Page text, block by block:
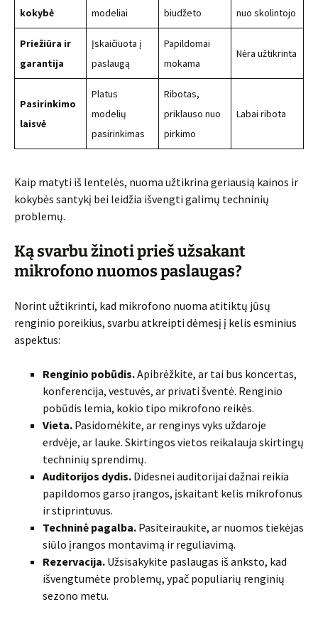
kokybė
modeliai
biudžeto
nuo skolintojo
Priežiūra ir
garantija
Įskaičiuota į
paslaugą
Papildomai
mokama
Nėra užtikrinta
Pasirinkimo
laisvė
Platus
modelių
pasirinkimas
Ribotas,
priklauso nuo
pirkimo
Labai ribota
Kaip matyti iš lentelės, nuoma užtikrina geriausią kainos ir
kokybės santykį bei leidžia išvengti galimų techninių
problemų.
Ką svarbu žinoti prieš užsakant
mikrofono nuomos paslaugas?
Norint užtikrinti, kad mikrofono nuoma atitiktų jūsų
renginio poreikius, svarbu atkreipti dėmesį į kelis esminius
aspektus:
Renginio pobūdis.Apibrėžkite, ar tai bus koncertas,
konferencija, vestuvės, ar privati šventė. Renginio
pobūdis lemia, kokio tipo mikrofono reikės.
Vieta. Pasidomėkite, ar renginys vyks uždaroje
erdvėje, ar lauke. Skirtingos vietos reikalauja skirtingų
techninių sprendimų.
Auditorijos dydis. Didesnei auditorijai dažnai reikia
papildomos garso įrangos, įskaitant kelis mikrofonus
ir stiprintuvus.
Techninė pagalba. Pasiteiraukite, ar nuomos tiekėjas
siūlo įrangos montavimą ir reguliavimą.
Rezervacija. Užsisakykite paslaugas iš anksto, kad
išvengtumėte problemų, ypač populiarių renginių
sezono metu.